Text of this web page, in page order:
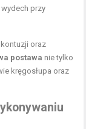
przy
oraz
postawa nie tylko
kręgosłupa oraz